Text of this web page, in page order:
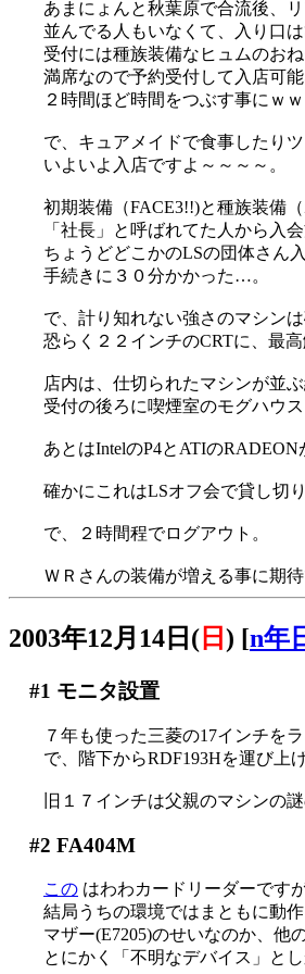
あまにょんと秋葉原で合流後、
並んでる人もいなくて、入り口
受付には種族装備なヒュムのお
満席なので予約受付して入店可
２時間ほど時間をつぶす事にｗｗ
で、キュアメイドで食事したり
いよいよ入店ですよ～～～～。
初期装備（FACE3!!)と種族装備
「社長」と呼ばれてた人から入
ちょうどどこかのLSの団体さん
手続きに３０分かかった…。
で、計り知れない強さのマシンは
恐らく２２インチのCRTに、最
店内は、仕切られたマシンが並
受付の後ろに喫煙室のモグハウ
あとはIntelのP4とATIのRADEON
確かにこれはLSオフ会で貸し切
で、２時間程でログアウト。
ＷＲさんの装備が増える事に期
2003年12月14日( 日 ) [n年
#1 モニタ設置
７年も使った三菱の17インチを
で、階下からRDF193Hを運び上
旧１７インチは父親のマシンの
#2 FA404M
この はわわカードリーダーですが
結局うちの環境ではまともに動
マザー(E7205)のせいなのか、他
とにかく「不明なデバイス」と